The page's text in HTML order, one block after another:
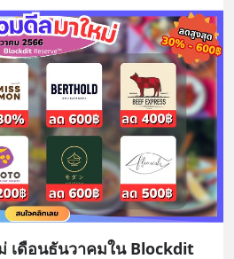
เดือนธันวาคมใน Blockdit